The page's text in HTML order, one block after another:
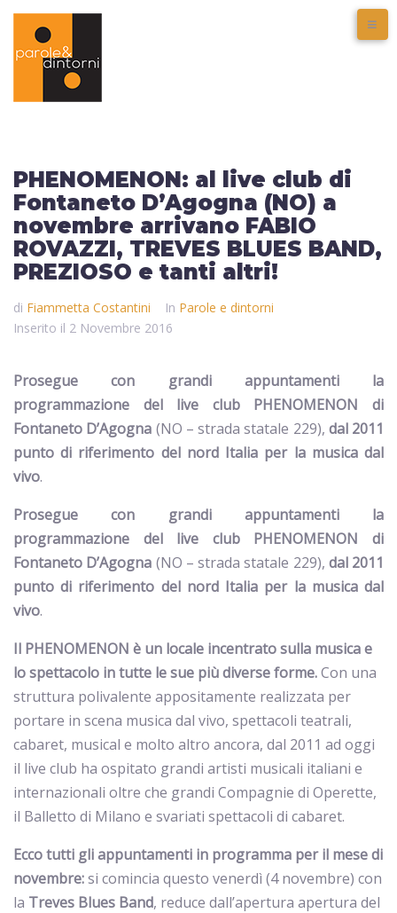
PHENOMENON: al live club di
Fontaneto D’Agogna (NO) a
novembre arrivano FABIO
ROVAZZI, TREVES BLUES BAND,
PREZIOSO e tanti altri!
di Fiammetta Costantini In Parole e dintorni
Inserito il 2 Novembre 2016
Prosegue con grandi appuntamenti la
programmazione del live club PHENOMENON di
Fontaneto D’Agogna (NO – strada statale 229), dal 2011
punto di riferimento del nord Italia per la musica dal
vivo.
Prosegue con grandi appuntamenti la
programmazione del live club PHENOMENON di
Fontaneto D’Agogna (NO – strada statale 229), dal 2011
punto di riferimento del nord Italia per la musica dal
vivo.
Il PHENOMENON è un locale incentrato sulla musica e
lo spettacolo in tutte le sue più diverse forme.Con una
struttura polivalente appositamente realizzata per
portare in scena musica dal vivo, spettacoli teatrali,
cabaret, musical e molto altro ancora, dal 2011 ad oggi
il live club ha ospitato grandi artisti musicali italiani e
internazionali oltre che grandi Compagnie di Operette,
il Balletto di Milano e svariati spettacoli di cabaret.
Ecco tutti gli appuntamenti in programma per il mese di
novembre:si comincia questo venerdì (4 novembre) con
la Treves Blues Band, reduce dall’apertura apertura del